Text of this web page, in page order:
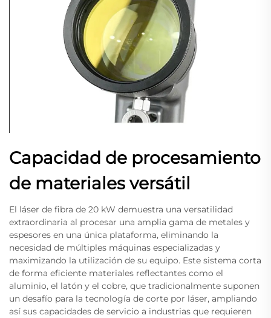
Capacidad de procesamiento
de materiales versátil
El láser de fibra de 20 kW demuestra una versatilidad
extraordinaria al procesar una amplia gama de metales y
espesores en una única plataforma, eliminando la
necesidad de múltiples máquinas especializadas y
maximizando la utilización de su equipo. Este sistema corta
de forma eficiente materiales reflectantes como el
aluminio, el latón y el cobre, que tradicionalmente suponen
un desafío para la tecnología de corte por láser, ampliando
así sus capacidades de servicio a industrias que requieren